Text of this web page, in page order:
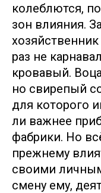
колеблются,
зон влияния.
раз не
кровавый.
но свирепый
для которого
ли важнее
фабрики. Но
прежнему
своими
смену ему,